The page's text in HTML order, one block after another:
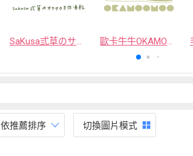
SaKusa弎草のサクサク手作凍乾 歐卡牛牛OKAMOOMOO 貓草包
依推薦排序 切換圖片模式